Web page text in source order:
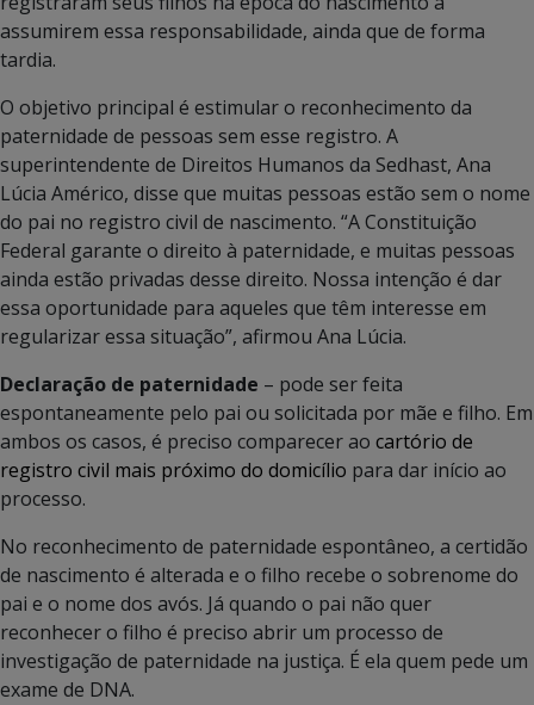
assumirem essa responsabilidade, ainda que de forma
tardia.
O objetivo principal é estimular o reconhecimento da
paternidade de pessoas sem esse registro. A
superintendente de Direitos Humanos da Sedhast, Ana
Lúcia Américo, disse que muitas pessoas estão sem o nome
do pai no registro civil de nascimento. “A Constituição
Federal garante o direito à paternidade, e muitas pessoas
ainda estão privadas desse direito. Nossa intenção é dar
essa oportunidade para aqueles que têm interesse em
regularizar essa situação”, afirmou Ana Lúcia.
Declaração de paternidade – pode ser feita
espontaneamente pelo pai ou solicitada por mãe e filho. Em
ambos os casos, é preciso comparecer ao cartório de
registro civil mais próximo do domicílio para dar início ao
processo.
No reconhecimento de paternidade espontâneo, a certidão
de nascimento é alterada e o filho recebe o sobrenome do
pai e o nome dos avós. Já quando o pai não quer
reconhecer o filho é preciso abrir um processo de
investigação de paternidade na justiça. É ela quem pede um
exame de DNA.